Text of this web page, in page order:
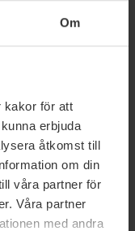
Om
kakor för att
erbjuda
åtkomst till
om din
våra partner för
Våra partner
med andra